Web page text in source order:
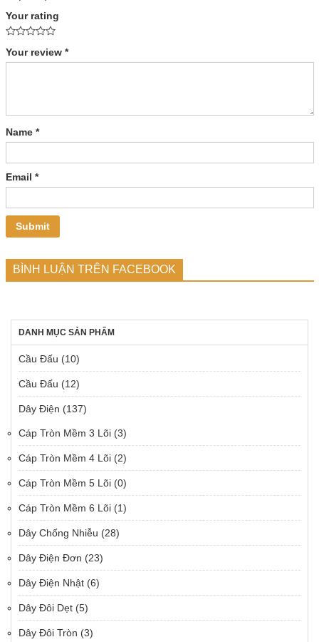
Your rating
Your review *
Name *
Email *
BÌNH LUẬN TRÊN FACEBOOK
DANH MỤC SẢN PHẨM
Cầu Đấu (10)
Cầu Đấu (12)
Dây Điện (137)
Cáp Tròn Mềm 3 Lõi (3)
Cáp Tròn Mềm 4 Lõi (2)
Cáp Tròn Mềm 5 Lõi (0)
Cáp Tròn Mềm 6 Lõi (1)
Dây Chống Nhiễu (28)
Dây Điện Đơn (23)
Dây Điện Nhật (6)
Dây Đôi Dẹt (5)
Dây Đôi Tròn (3)